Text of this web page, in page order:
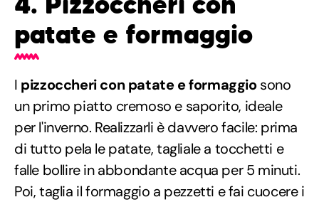
patate e formaggio
I pizzoccheri con patate e formaggiosono
un primo piatto cremoso e saporito, ideale
per l'inverno. Realizzarli è davvero facile: prima
di tutto pela le patate, tagliale a tocchetti e
falle bollire in abbondante acqua per 5 minuti.
Poi, taglia il formaggio a pezzetti e fai cuocere i